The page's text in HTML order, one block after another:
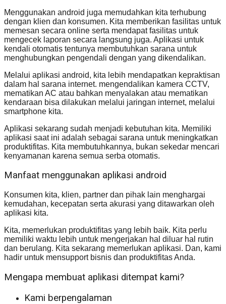
Menggunakan android juga memudahkan kita terhubung
dengan klien dan konsumen. Kita memberikan fasilitas untuk
memesan secara online serta mendapat fasilitas untuk
mengecek laporan secara langsung juga. Aplikasi untuk
kendali otomatis tentunya membutuhkan sarana untuk
menghubungkan pengendali dengan yang dikendalikan.
Melalui aplikasi android, kita lebih mendapatkan kepraktisan
dalam hal sarana internet. mengendalikan kamera CCTV,
mematikan AC atau bahkan menyalakan atau mematikan
kendaraan bisa dilakukan melalui jaringan internet, melalui
smartphone kita.
Aplikasi sekarang sudah menjadi kebutuhan kita. Memiliki
aplikasi saat ini adalah sebagai sarana untuk meningkatkan
produktifitas. Kita membutuhkannya, bukan sekedar mencari
kenyamanan karena semua serba otomatis.
Manfaat menggunakan aplikasi android
Konsumen kita, klien, partner dan pihak lain menghargai
kemudahan, kecepatan serta akurasi yang ditawarkan oleh
aplikasi kita.
Kita, memerlukan produktifitas yang lebih baik. Kita perlu
memiliki waktu lebih untuk mengerjakan hal diluar hal rutin
dan berulang. Kita sekarang memerlukan aplikasi. Dan, kami
hadir untuk mensupport bisnis dan produktifitas Anda.
Mengapa membuat aplikasi ditempat kami?
Kami berpengalaman